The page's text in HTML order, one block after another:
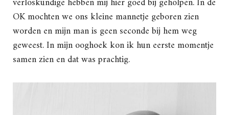
OK mochten we ons kleine mannetje geboren zien
worden en mijn man is geen seconde bij hem weg
geweest. In mijn ooghoek kon ik hun eerste momentje
samen zien en dat was prachtig.